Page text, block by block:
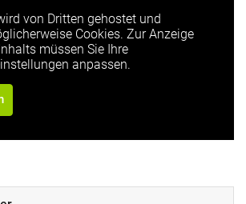
von Dritten gehostet und
Cookies. Zur Anzeige
müssen Sie Ihre
anpassen.